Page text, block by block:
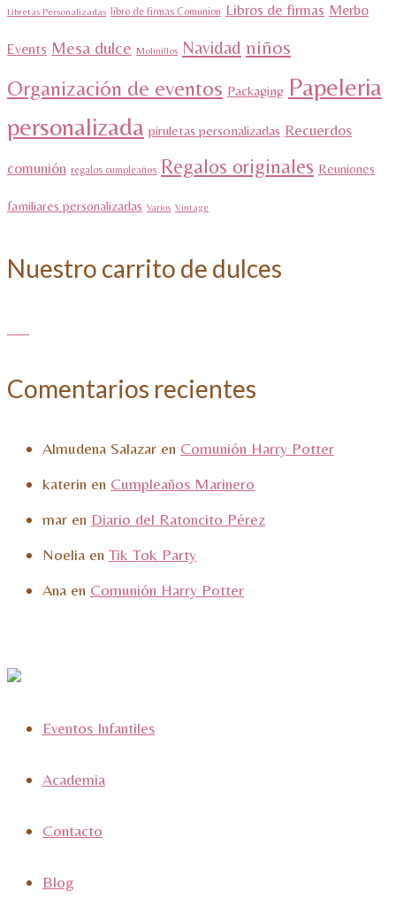
Libretas Personalizadas libro de firmas Comunion Libros de firmas Merbo
Events Mesa dulce Molinillos Navidad niños
Organización de eventos Packaging Papeleria
personalizada piruletas personalizadas Recuerdos
comunión regalos cumpleaños Regalos originales Reuniones
familiares personalizadas Varios Vintage
Nuestro carrito de dulces
Comentarios recientes
Almudena Salazar en Comunión Harry Potter
katerin en Cumpleaños Marinero
mar en Diario del Ratoncito Pérez
Noelia en Tik Tok Party
Ana en Comunión Harry Potter
Eventos Infantiles
Academia
Contacto
Blog